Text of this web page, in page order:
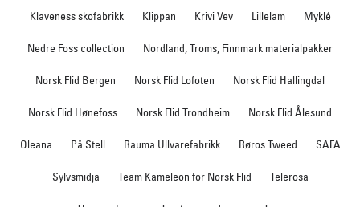
Klaveness skofabrikk Klippan Krivi Vev Lillelam Myklé
Nedre Foss collection Nordland, Troms, Finnmark materialpakker
Norsk Flid Bergen Norsk Flid Lofoten Norsk Flid Hallingdal
Norsk Flid Hønefoss Norsk Flid Trondheim Norsk Flid Ålesund
Oleana På Stell Rauma Ullvarefabrikk Røros Tweed SAFA
Sylvsmidja Team Kameleon for Norsk Flid Telerosa